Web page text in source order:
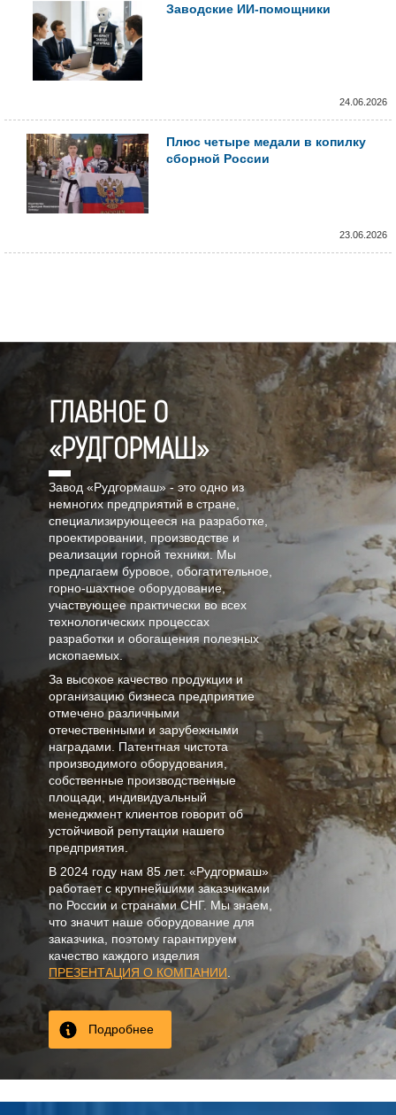
Заводские ИИ-помощники
24.06.2026
Плюс четыре медали в копилку
сборной России
23.06.2026
ГЛАВНОЕ О
«РУДГОРМАШ»
Завод «Рудгормаш» - это одно из
немногих предприятий в стране,
специализирующееся на разработке,
проектировании, производстве и
реализации горной техники. Мы
предлагаем буровое, обогатительное,
горно-шахтное оборудование,
участвующее практически во всех
технологических процессах
разработки и обогащения полезных
ископаемых.
За высокое качество продукции и
организацию бизнеса предприятие
отмечено различными
отечественными и зарубежными
наградами. Патентная чистота
производимого оборудования,
собственные производственные
площади, индивидуальный
менеджмент клиентов говорит об
устойчивой репутации нашего
предприятия.
В 2024 году нам 85 лет. «Рудгормаш»
работает с крупнейшими заказчиками
по России и странами СНГ. Мы знаем,
что значит наше оборудование для
заказчика, поэтому гарантируем
качество каждого изделия
ПРЕЗЕНТАЦИЯ О КОМПАНИИ
Подробнее